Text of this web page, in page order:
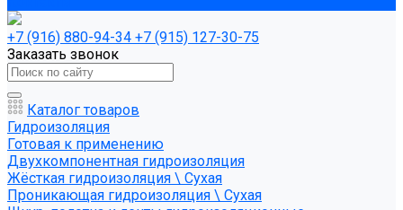
+7 (916) 880-94-34 +7 (915) 127-30-75
Заказать звонок
Каталог товаров
Гидроизоляция
Готовая к применению
Двухкомпонентная гидроизоляция
Жёсткая гидроизоляция \ Сухая
Проникающая гидроизоляция \ Сухая